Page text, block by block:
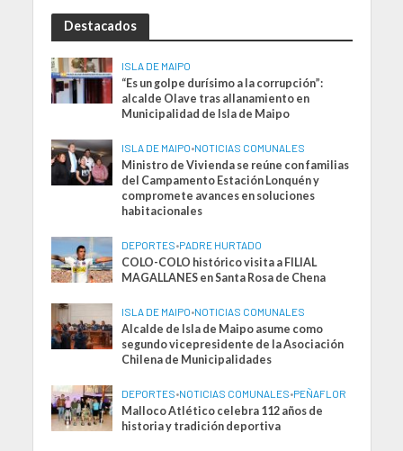
Destacados
ISLA DE MAIPO
“Es un golpe durísimo a la corrupción”:
alcalde Olave tras allanamiento en
Municipalidad de Isla de Maipo
ISLA DE MAIPO•NOTICIAS COMUNALES
Ministro de Vivienda se reúne con familias
del Campamento Estación Lonquén y
compromete avances en soluciones
habitacionales
DEPORTES•PADRE HURTADO
COLO-COLO histórico visita a FILIAL
MAGALLANES en Santa Rosa de Chena
ISLA DE MAIPO•NOTICIAS COMUNALES
Alcalde de Isla de Maipo asume como
segundo vicepresidente de la Asociación
Chilena de Municipalidades
DEPORTES•NOTICIAS COMUNALES•PEÑAFLOR
Malloco Atlético celebra 112 años de
historia y tradición deportiva